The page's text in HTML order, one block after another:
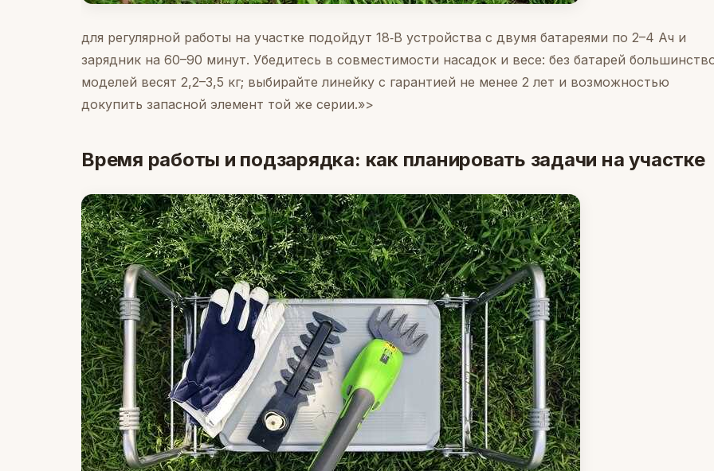
для регулярной работы на участке подойдут 18‑В устройства с двумя батареями по 2–4 Ач и
зарядник на 60–90 минут. Убедитесь в совместимости насадок и весе: без батарей
моделей весят 2,2–3,5 кг; выбирайте линейку с гарантией не менее 2 лет и возможностью
докупить запасной элемент той же серии.»>
Время работы и подзарядка: как планировать задачи на участке